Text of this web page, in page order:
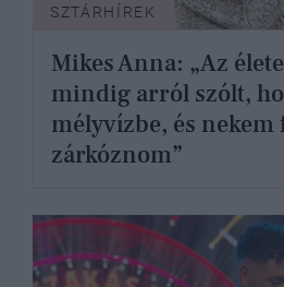
SZTÁRHÍREK
Mikes Anna: „Az
mindig arról szólt,
mélyvízbe, és nekem
zárkóznom”